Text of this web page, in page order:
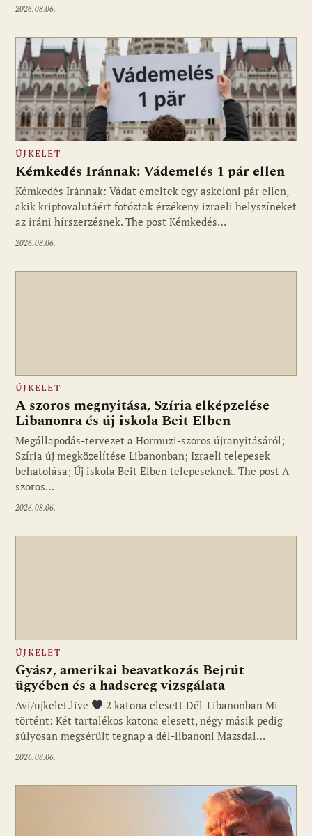
2026.08.06.
ÚJKELET
Kémkedés Iránnak: Vádemelés 1 pár ellen
Kémkedés Iránnak: Vádat emeltek egy askeloni pár ellen,
akik kriptovalutáért fotóztak érzékeny izraeli helyszíneket
az iráni hírszerzésnek. The post Kémkedés…
2026.08.06.
ÚJKELET
A szoros megnyitása, Szíria elképzelése
Libanonra és új iskola Beit Elben
Megállapodás-tervezet a Hormuzi-szoros újranyitásáról;
Szíria új megközelítése Libanonban; Izraeli telepesek
behatolása; Új iskola Beit Elben telepeseknek. The post A
szoros…
2026.08.06.
ÚJKELET
Gyász, amerikai beavatkozás Bejrút
ügyében és a hadsereg vizsgálata
Avi/ujkelet.live
2 katona elesett Dél-Libanonban Mi
történt: Két tartalékos katona elesett, négy másik pedig
súlyosan megsérült tegnap a dél-libanoni Mazsdal…
2026.08.06.